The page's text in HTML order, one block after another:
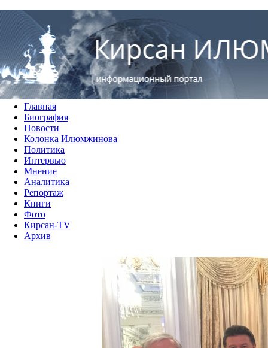
RUS
ENG
Кирсан Илюмжинов -
Главная
Биография
Новости
Колонка Илюмжинова
Политика
Интервью
Мнение
Аналитика
Репортаж
Книги
Фото
Кирсан-TV
Архив